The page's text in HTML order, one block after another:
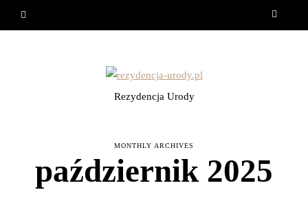
Rezydencja Urody
MONTHLY ARCHIVES
październik 2025